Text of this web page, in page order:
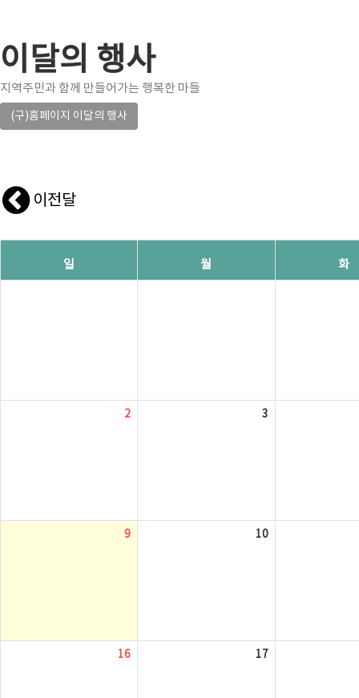
이달의 행사
지역주민과 함께 만들어가는 행복한 마들
(구)홈페이지 이달의 행사
이전달
일 월 화
2 3
9 10
16 17